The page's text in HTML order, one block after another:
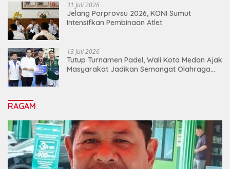
31 Juli 2026
Jelang Porprovsu 2026, KONI Sumut
Intensifkan Pembinaan Atlet
13 Juli 2026
Tutup Turnamen Padel, Wali Kota Medan Ajak
Masyarakat Jadikan Semangat Olahraga
RAGAM